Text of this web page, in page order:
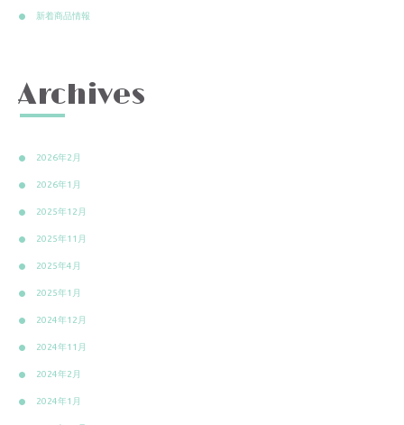
新着商品情報
Archives
2026年2月
2026年1月
2025年12月
2025年11月
2025年4月
2025年1月
2024年12月
2024年11月
2024年2月
2024年1月